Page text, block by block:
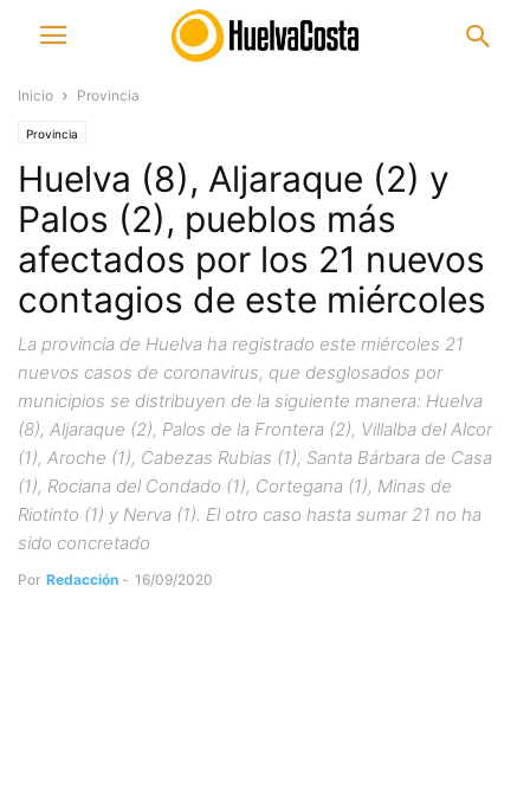
Inicio Provincia
Provincia
Huelva (8), Aljaraque (2) y
Palos (2), pueblos más
afectados por los 21 nuevos
contagios de este miércoles
La provincia de Huelva ha registrado este miércoles 21
nuevos casos de coronavirus, que desglosados por
municipios se distribuyen de la siguiente manera: Huelva
(8), Aljaraque (2), Palos de la Frontera (2), Villalba del Alcor
(1), Aroche (1), Cabezas Rubias (1), Santa Bárbara de Casa
(1), Rociana del Condado (1), Cortegana (1), Minas de
Riotinto (1) y Nerva (1). El otro caso hasta sumar 21 no ha
sido concretado
Por Redacción - 16/09/2020